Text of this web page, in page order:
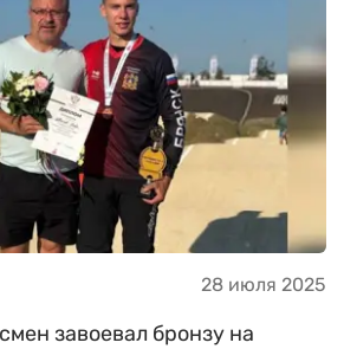
28 июля 2025
завоевал бронзу на